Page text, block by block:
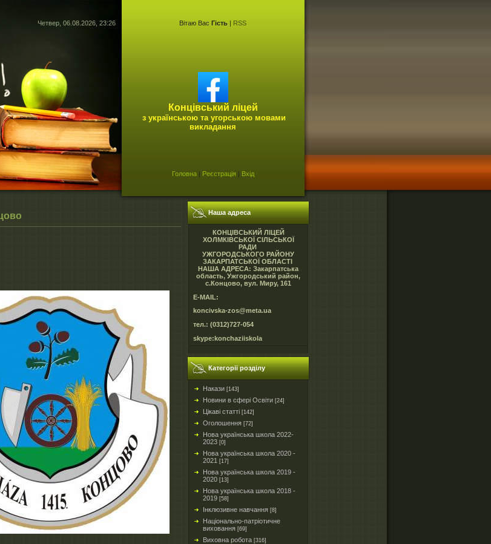
Четвер, 06.08.2026, 23:26 Вітаю Вас Гість | RSS
Концівський ліцей
з українською та угорською мовами
викладання
Головна| Реєстрація | Вхід
Наша адреса
КОНЦІВСЬКИЙ ЛІЦЕЙ
ХОЛМКІВСЬКОЇ СІЛЬСЬКОЇ
РАДИ
УЖГОРОДСЬКОГО РАЙОНУ
ЗАКАРПАТСЬКОЇ ОБЛАСТІ
НАША АДРЕСА: Закарпатська
область, Ужгородський район,
с.Концово, вул. Миру, 161
E-MAIL:
koncivska-zos@meta.ua
тел.: (0312)727-054
skype:konchaziiskola
Категорії розділу
Накази [143]
Новини в сфері Освіти [24]
Цікаві статті [142]
Оголошення [72]
Нова українська школа 2022-
2023 [0]
Нова українська школа 2020 -
2021 [17]
Нова українська школа 2019 -
2020 [13]
Нова українська школа 2018 -
2019 [58]
Інклюзивне навчання [8]
Національно-патріотичне
виховання [69]
Виховна робота [316]